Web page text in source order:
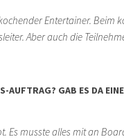
Entertainer. Beim
Aber auch die
GAB ES DA
Es musste alles mit an